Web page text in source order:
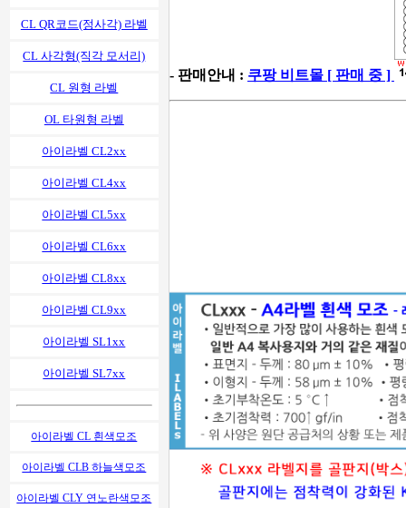
CL QR코드(정사각) 라벨
CL 사각형(직각 모서리)
CL 원형 라벨
OL 타원형 라벨
아이라벨 CL2xx
아이라벨 CL4xx
아이라벨 CL5xx
아이라벨 CL6xx
아이라벨 CL8xx
아이라벨 CL9xx
아이라벨 SL1xx
아이라벨 SL7xx
아이라벨 CL 흰색모조
아이라벨 CLB 하늘색모조
아이라벨 CLY 연노란색모조
- 판매안내 : 쿠팡 비트몰 [ 판매 중 ]